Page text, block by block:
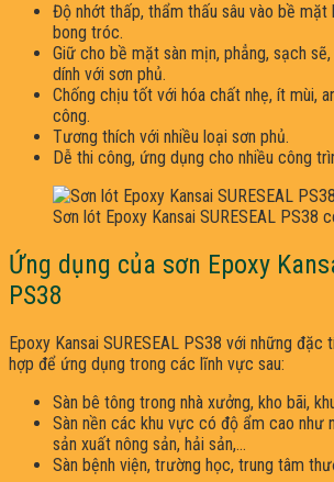
Độ nhớt thấp, thẩm thấu sâu vào bề mặt
bong tróc.
Giữ cho bề mặt sàn mịn, phẳng, sạch
dính với sơn phủ.
Chống chịu tốt với hóa chất nhẹ, ít mùi,
công.
Tương thích với nhiều loại sơn phủ.
Dễ thi công, ứng dụng cho nhiều công
Sơn lót Epoxy Kansai SURESEAL
Ứng dụng của sơn Epoxy
PS38
Epoxy Kansai SURESEAL PS38 với những đặc
hợp để ứng dụng trong các lĩnh vực sau:
Sàn bê tông trong nhà xưởng, kho bãi,
Sàn nền các khu vực có độ ẩm cao như
sản xuất nông sản, hải sản,…
Sàn bệnh viện, trường học, trung tâm